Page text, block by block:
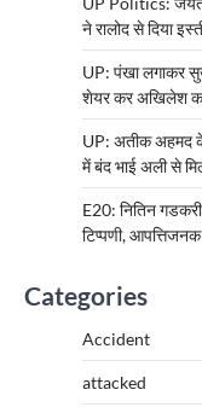
ने रालोद से दिया
UP: पंखा लगाकर
शेयर कर अखिलेश
UP: अतीक अहमद
में बंद भाई अली से
E20: नितिन
टिप्पणी,
Categories
Accident
attacked